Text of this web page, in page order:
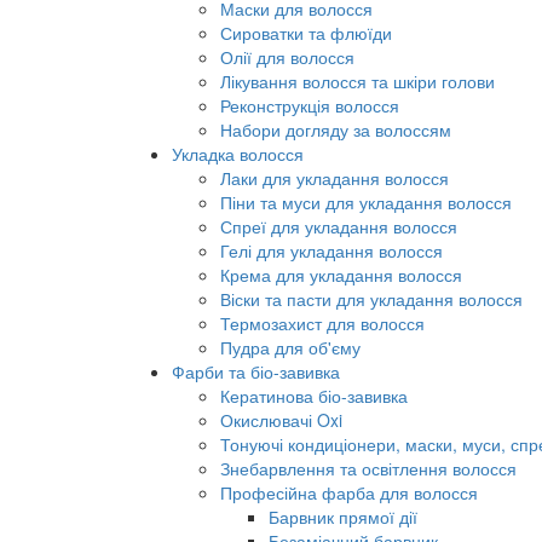
Маски для волосся
Сироватки та флюїди
Олії для волосся
Лікування волосся та шкіри голови
Реконструкція волосся
Набори догляду за волоссям
Укладка волосся
Лаки для укладання волосся
Піни та муси для укладання волосся
Спреї для укладання волосся
Гелі для укладання волосся
Крема для укладання волосся
Віски та пасти для укладання волосся
Термозахист для волосся
Пудра для об'єму
Фарби та біо-завивка
Кератинова біо-завивка
Окислювачі Oxi
Тонуючі кондиціонери, маски, муси,
Знебарвлення та освітлення волосся
Професійна фарба для волосся
Барвник прямої дії